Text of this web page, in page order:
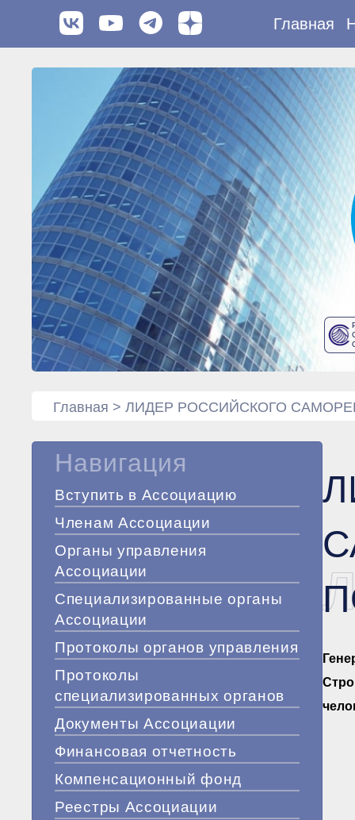
Главная
Главная > ЛИДЕР РОССИЙСКОГО
Навигация
Вступить в Ассоциацию
Членам Ассоциации
Органы управления
Ассоциации
Специализированные органы
Ассоциации
Протоколы органов управления
Протоколы
специализированных органов
Документы Ассоциации
Финансовая отчетность
Компенсационный фонд
Реестры Ассоциации